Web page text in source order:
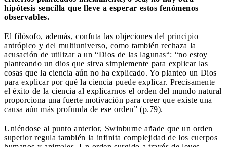
hipótesis sencilla que lleve a esperar estos fenómenos
observables.
El filósofo, además, confuta las objeciones del principio
antrópico y del multiuniverso, como también rechaza la
acusación de utilizar a un “Dios de las lagunas“: “no estoy
planteando un dios que sirva simplemente para explicar las
cosas que la ciencia aún no ha explicado. Yo planteo un Dios
para explicar por qué la ciencia puede explicar. Precisamente
el éxito de la ciencia al explicarnos el orden del mundo natural
proporciona una fuerte motivación para creer que existe una
causa aún más profunda de ese orden” (p.79).
Uniéndose al punto anterior, Swinburne añade que un orden
superior regula también la infinita complejidad de los cuerpos